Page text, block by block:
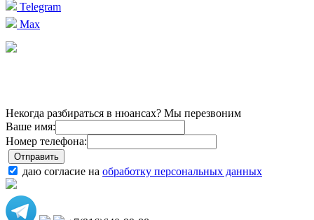
Telegram
Max
Некогда разбираться в нюансах? Мы перезвоним
Ваше имя:
Номер телефона:
даю согласие на обработку персональных данных